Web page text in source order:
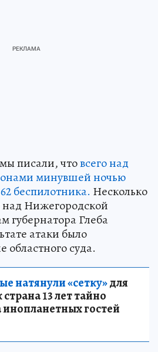
писали, чтовсего над
минувшей ночью
беспилотника. Несколько
Нижегородской
губернатора Глеба
атаки было
областного суда.
натянули «сетку»для
13 лет тайно
инопланетных гостей